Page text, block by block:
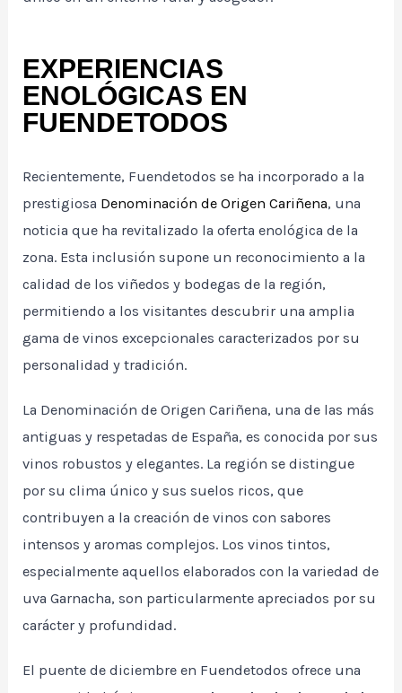
EXPERIENCIAS
ENOLÓGICAS EN
FUENDETODOS
Recientemente, Fuendetodos se ha incorporado a la
prestigiosa Denominación de Origen Cariñena, una
noticia que ha revitalizado la oferta enológica de la
zona. Esta inclusión supone un reconocimiento a la
calidad de los viñedos y bodegas de la región,
permitiendo a los visitantes descubrir una amplia
gama de vinos excepcionales caracterizados por su
personalidad y tradición.
La Denominación de Origen Cariñena, una de las más
antiguas y respetadas de España, es conocida por sus
vinos robustos y elegantes. La región se distingue
por su clima único y sus suelos ricos, que
contribuyen a la creación de vinos con sabores
intensos y aromas complejos. Los vinos tintos,
especialmente aquellos elaborados con la variedad de
uva Garnacha, son particularmente apreciados por su
carácter y profundidad.
El puente de diciembre en Fuendetodos ofrece una